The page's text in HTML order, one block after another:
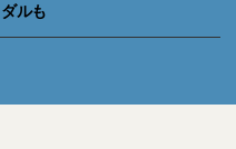
ダルも